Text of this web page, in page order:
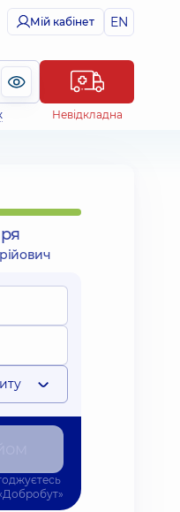
Мій кабінет EN
Невідкладна